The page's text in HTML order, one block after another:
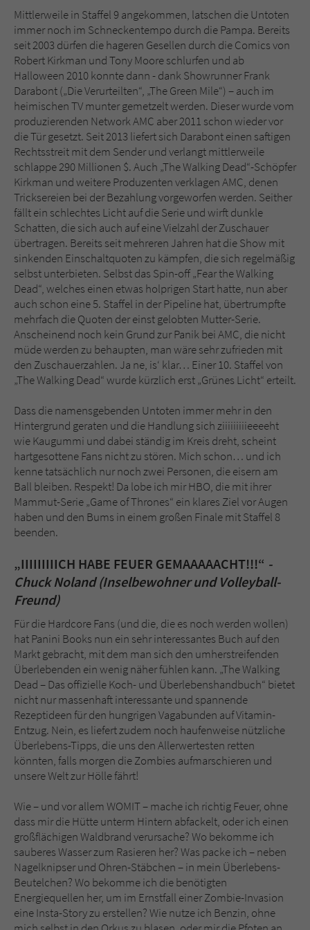
Mittlerweile in Staffel 9 angekommen, latschen die Untoten
immer noch im Schneckentempo durch die Pampa. Bereits
seit 2003 dürfen die hageren Gesellen durch die Comics von
Robert Kirkman und Tony Moore schlurfen und ab
Halloween 2010 konnte dann - dank Showrunner Frank
Darabont („Die Verurteilten“, „The Green Mile“) – auch im
heimischen TV munter gemetzelt werden. Dieser wurde vom
produzierenden Network AMC aber 2011 schon wieder vor
die Tür gesetzt. Seit 2013 liefert sich Darabont einen saftigen
Rechtsstreit mit dem Sender und verlangt mittlerweile
schlappe 290 Millionen $. Auch „The Walking Dead“-Schöpfer
Kirkman und weitere Produzenten verklagen AMC, denen
Tricksereien bei der Bezahlung vorgeworfen werden. Seither
fällt ein schlechtes Licht auf die Serie und wirft dunkle
Schatten, die sich auch auf eine Vielzahl der Zuschauer
übertragen. Bereits seit mehreren Jahren hat die Show mit
sinkenden Einschaltquoten zu kämpfen, die sich regelmäßig
selbst unterbieten. Selbst das Spin-off „Fear the Walking
Dead“, welches einen etwas holprigen Start hatte, nun aber
auch schon eine 5. Staffel in der Pipeline hat, übertrumpfte
mehrfach die Quoten der einst gelobten Mutter-Serie.
Anscheinend noch kein Grund zur Panik bei AMC, die nicht
müde werden zu behaupten, man wäre sehr zufrieden mit
den Zuschauerzahlen. Ja ne, is‘ klar… Einer 10. Staffel von
„The Walking Dead“ wurde kürzlich erst „Grünes Licht“ erteilt.
Dass die namensgebenden Untoten immer mehr in den
Hintergrund geraten und die Handlung sich ziiiiiiiiieeeeht
wie Kaugummi und dabei ständig im Kreis dreht, scheint
hartgesottene Fans nicht zu stören. Mich schon… und ich
kenne tatsächlich nur noch zwei Personen, die eisern am
Ball bleiben. Respekt! Da lobe ich mir HBO, die mit ihrer
Mammut-Serie „Game of Thrones“ ein klares Ziel vor Augen
haben und den Bums in einem großen Finale mit Staffel 8
beenden.
„IIIIIIIIICH HABE FEUER GEMAAAAACHT!!!“ -
Chuck Noland (Inselbewohner und Volleyball-
Freund)
Für die Hardcore Fans (und die, die es noch werden wollen)
hat Panini Books nun ein sehr interessantes Buch auf den
Markt gebracht, mit dem man sich den umherstreifenden
Überlebenden ein wenig näher fühlen kann. „The Walking
Dead – Das offizielle Koch- und Überlebenshandbuch“ bietet
nicht nur massenhaft interessante und spannende
Rezeptideen für den hungrigen Vagabunden auf Vitamin-
Entzug. Nein, es liefert zudem noch haufenweise nützliche
Überlebens-Tipps, die uns den Allerwertesten retten
könnten, falls morgen die Zombies aufmarschieren und
unsere Welt zur Hölle fährt!
Wie – und vor allem WOMIT – mache ich richtig Feuer, ohne
dass mir die Hütte unterm Hintern abfackelt, oder ich einen
großflächigen Waldbrand verursache? Wo bekomme ich
sauberes Wasser zum Rasieren her? Was packe ich – neben
Nagelknipser und Ohren-Stäbchen – in mein Überlebens-
Beutelchen? Wo bekomme ich die benötigten
Energiequellen her, um im Ernstfall einer Zombie-Invasion
eine Insta-Story zu erstellen? Wie nutze ich Benzin, ohne
überprüfen.